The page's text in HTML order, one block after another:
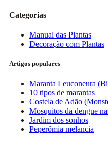
Categorias
Manual das Plantas
Decoração com Plantas
Artigos populares
Maranta Leuconeura
10 tipos de marantas
Costela de Adão
Mosquitos da dengue
Jardim dos sonhos
Peperômia melancia